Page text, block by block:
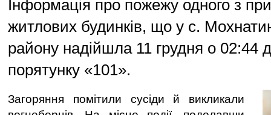
Інформація про пожежу одного з
житлових будинків, що у с. Мохнатин
району надійшла 11 грудня о 02:44
порятунку «101».
Загоряння помітили сусіди й викликали